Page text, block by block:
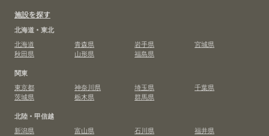
施設を探す
北海道・東北
北海道
青森県 岩手県
宮城県
秋田県
山形県
福島県
関東
東京都
神奈川県 埼玉県
千葉県
茨城県
栃木県
群馬県
北陸・甲信越
新潟県
富山県 石川県
福井県